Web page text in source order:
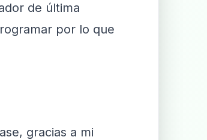
de última
por lo que
gracias a mi